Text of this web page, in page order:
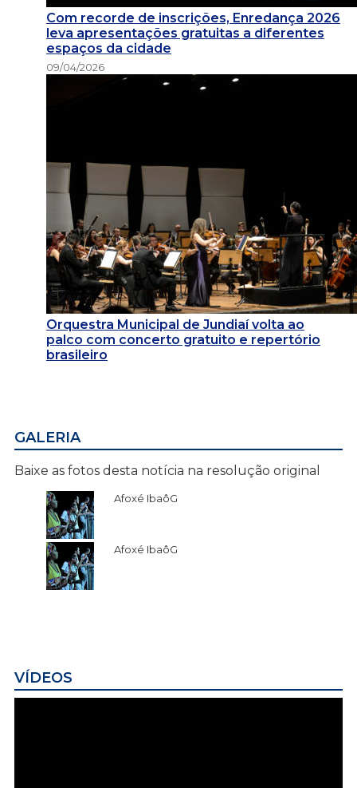
Com recorde de inscrições, Enredança 2026
leva apresentações gratuitas a diferentes
espaços da cidade
09/04/2026
Orquestra Municipal de Jundiaí volta ao
palco com concerto gratuito e repertório
brasileiro
GALERIA
Baixe as fotos desta notícia na resolução original
Afoxé IbaôG
Afoxé IbaôG
VÍDEOS